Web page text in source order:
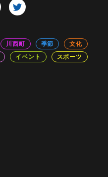
川西町 季節
文化
イベント
スポーツ